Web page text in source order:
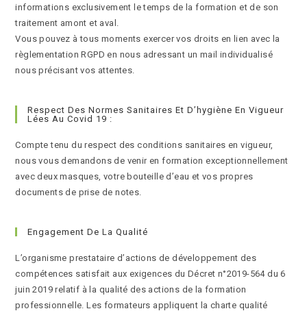
informations exclusivement le temps de la formation et de son
traitement amont et aval.
Vous pouvez à tous moments exercer vos droits en lien avec la
règlementation RGPD en nous adressant un mail individualisé
nous précisant vos attentes.
Respect Des Normes Sanitaires Et D’hygiène En Vigueur
Lées Au Covid 19 :
Compte tenu du respect des conditions sanitaires en vigueur,
nous vous demandons de venir en formation exceptionnellement
avec deux masques, votre bouteille d’eau et vos propres
documents de prise de notes.
Engagement De La Qualité
L’organisme prestataire d’actions de développement des
compétences satisfait aux exigences du Décret n°2019-564 du 6
juin 2019 relatif à la qualité des actions de la formation
professionnelle. Les formateurs appliquent la charte qualité